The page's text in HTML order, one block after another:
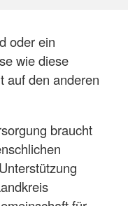
oder ein
wie diese
auf den anderen
braucht